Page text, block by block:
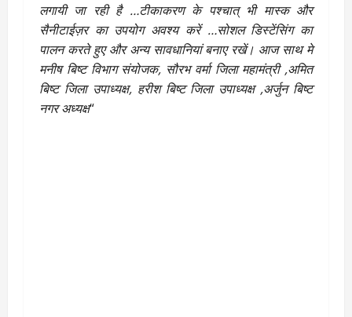
लगायी जा रही है …टीकाकरण के पश्चात् भी मास्क और
सैनीटाईज़र का उपयोग अवश्य करें …सोशल डिस्टेंसिंग का
पालन करते हुए और अन्य सावधानियां बनाए रखें। आज साथ मे
मनीष बिष्ट विभाग संयोजक, सौरभ वर्मा जिला महामंत्री ,अमित
बिष्ट जिला उपाध्यक्ष, हरीश बिष्ट जिला उपाध्यक्ष ,अर्जुन बिष्ट
नगर अध्यक्ष“